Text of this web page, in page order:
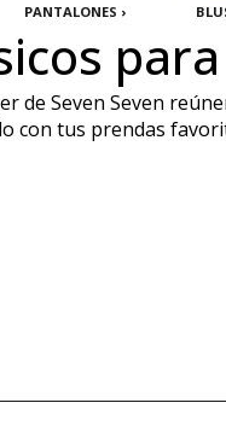
PANTALONES ›
de Seven Seven
con tus prendas